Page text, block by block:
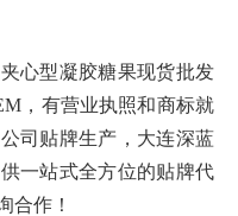
心型凝胶糖果现货批发
，有营业执照和商标就
司贴牌生产，大连深蓝
一站式全方位的贴牌代
合作！